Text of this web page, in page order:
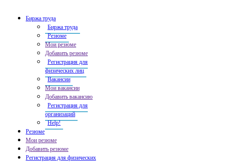
Биржа труда
Биржа труда
Резюме
Мои резюме
Добавить резюме
Регистрация для
физических лиц
Вакансии
Мои вакансии
Добавить вакансию
Регистрация для
организаций
Help!
Резюме
Мои резюме
Добавить резюме
Регистрация для физических